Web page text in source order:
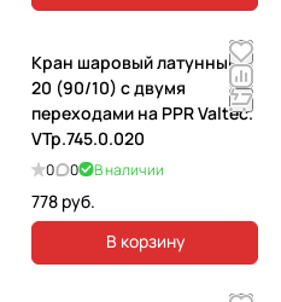
Кран шаровый латунный
20 (90/10) с двумя
переходами на PPR Valtec.
VTp.745.0.020
0 0 В наличии
778 руб.
В корзину